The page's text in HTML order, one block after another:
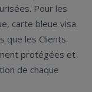
Pour les
carte bleue visa
que les Clients
protégées et
de chaque